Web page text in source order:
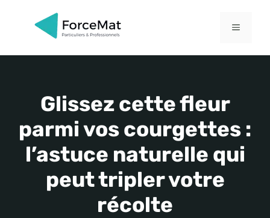
MENU
Glissez cette fleur
parmi vos courgettes :
l’astuce naturelle qui
peut tripler votre
récolte